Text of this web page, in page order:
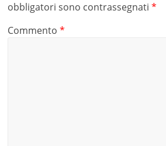
obbligatori sono contrassegnati*
Commento*